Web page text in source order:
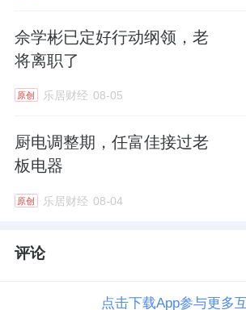
佘学彬已定好行动纲领，老
将离职了
原创 乐居财经 08-05
厨电调整期，任富佳接过老
板电器
原创 乐居财经 08-04
评论
点击下载App参与更多